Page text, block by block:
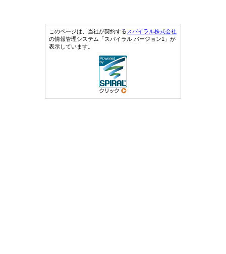
このページは、当社が契約するスパイラル株式会社
の情報管理システム「スパイラル バージョン1」が
表示しています。